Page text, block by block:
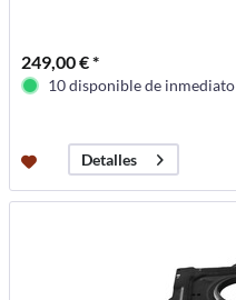
249,00 € *
10 disponible de inmediato
Detalles